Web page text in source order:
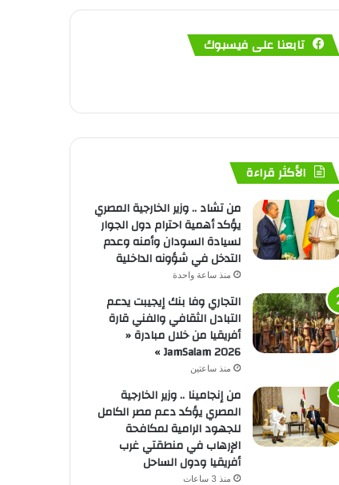
تابعنا على فيسبوك
الأكثر قراءة
من تشاد .. وزير الخارجية المصري
يؤكد أهمية احترام دول الجوار
لسيادة السودان وأمنه وعدم
التدخل في شؤونه الداخلية
منذ ساعة واحدة
التجاري وفا بنك إيجيبت يدعم
التبادل الثقافي والفني قارة
أفريقيا من خلال مبادرة «
JamSalam 2026 »
منذ ساعتين
من إنجامينا .. وزير الخارجية
المصري يؤكد دعم مصر الكامل
للجهود الرامية لمكافحة
الإرهاب في منطقتي غرب
أفريقيا ودول الساحل
منذ 3 ساعات